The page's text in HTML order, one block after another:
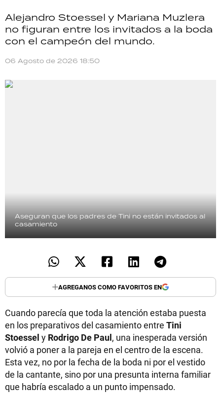
Alejandro Stoessel y Mariana Muzlera
no figuran entre los invitados a la boda
con el campeón del mundo.
06 Agosto de 2026 18:50
Aseguran que los padres de Tini no están invitados al
casamiento
AGREGANOS COMO FAVORITOS EN
Cuando parecía que toda la atención estaba puesta
en los preparativos del casamiento entre Tini
Stoessel y Rodrigo De Paul, una inesperada versión
volvió a poner a la pareja en el centro de la escena.
Esta vez, no por la fecha de la boda ni por el vestido
de la cantante, sino por una presunta interna familiar
que habría escalado a un punto impensado.